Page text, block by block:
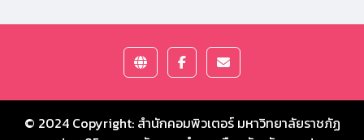
© 2024 Copyright: สำนักคอมพิวเตอร์ มหาวิทยาลัยราชภัฏ